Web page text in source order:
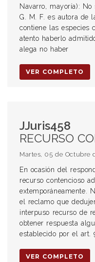
Navarro, mayoría):
G. M. F. es autora de
contiene las especies
atento haberlo
alega no haber
VER COMPLETO
JJuris458
RECURSO CONTENCIOSO ADMINISTRATIVO. Plazo para su interposición según la administración se haya expedido mediante denegación expresa o presunta. MUNICIPALIDAD.
Martes, 05 de Octubre
En ocasión del
recurso contencioso
extemporáneamente.
el reclamo que
interpuso recurso de
obtener respuesta
establecido por el art.
VER COMPLETO